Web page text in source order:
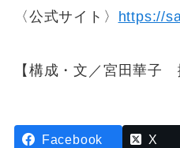
〈公式サイト〉 https://
【構成・文／宮田華子
Facebook X